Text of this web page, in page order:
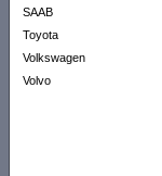
SAAB
Toyota
Volkswagen
Volvo